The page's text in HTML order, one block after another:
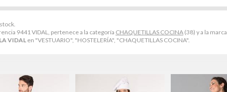
9441 VIDAL, pertenece a la categoría CHAQUETILLAS COCINA (38) y a la marca
VIDALen "VESTUARIO", "HOSTELERÍA", "CHAQUETILLAS COCINA".